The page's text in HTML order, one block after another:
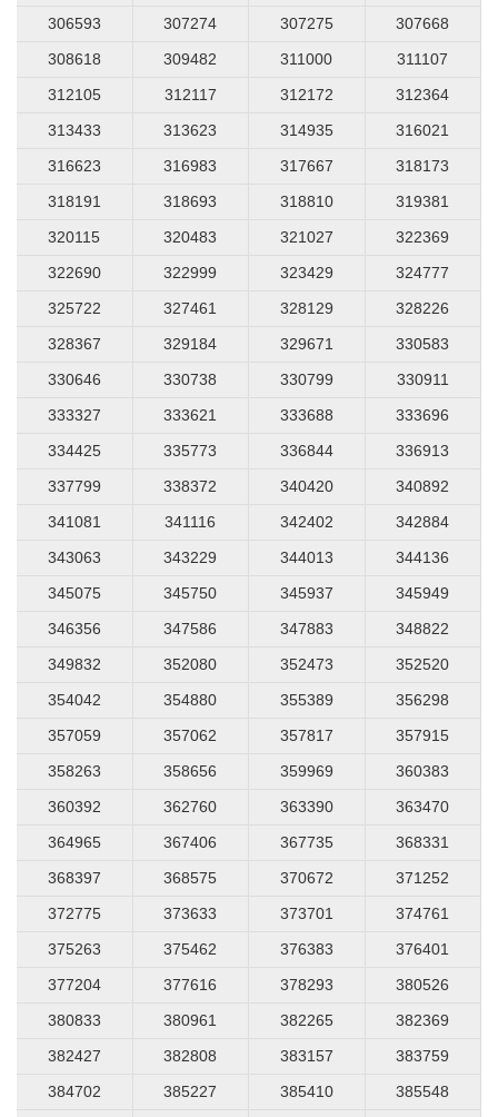
306593
307274 307275
307668
308618
309482 311000
311107
312105
312117 312172
312364
313433
313623 314935
316021
316623
316983 317667
318173
318191
318693 318810
319381
320115
320483 321027
322369
322690
322999 323429
324777
325722
327461 328129
328226
328367
329184 329671
330583
330646
330738 330799
330911
333327
333621 333688
333696
334425
335773 336844
336913
337799
338372 340420
340892
341081
341116 342402
342884
343063
343229 344013
344136
345075
345750 345937
345949
346356
347586 347883
348822
349832
352080 352473
352520
354042
354880 355389
356298
357059
357062 357817
357915
358263
358656 359969
360383
360392
362760 363390
363470
364965
367406 367735
368331
368397
368575 370672
371252
372775
373633 373701
374761
375263
375462 376383
376401
377204
377616 378293
380526
380833
380961 382265
382369
382427
382808 383157
383759
384702
385227 385410
385548